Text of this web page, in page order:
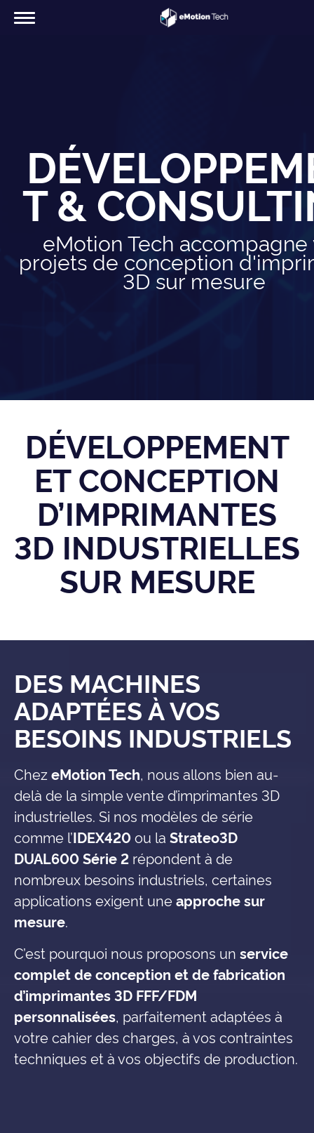
T &
eMotion Tech accompagne
projets de conception
3D sur mesure
DÉVELOPPEMENT
ET CONCEPTION
D’IMPRIMANTES
3D INDUSTRIELLES
SUR MESURE
DES MACHINES
ADAPTÉES À VOS
BESOINS INDUSTRIELS
ChezeMotion Tech, nous allons bien au-
delà de la simple vente d’imprimantes 3D
industrielles. Si nos modèles de série
comme l’IDEX420ou la Strateo3D
DUAL600 Série 2 répondent à de
nombreux besoins industriels, certaines
applications exigent une approche sur
mesure.
C’est pourquoi nous proposons un service
complet de conception et de fabrication
d’imprimantes 3D FFF/FDM
personnalisées, parfaitement adaptées à
votre cahier des charges, à vos contraintes
techniques et à vos objectifs de production.